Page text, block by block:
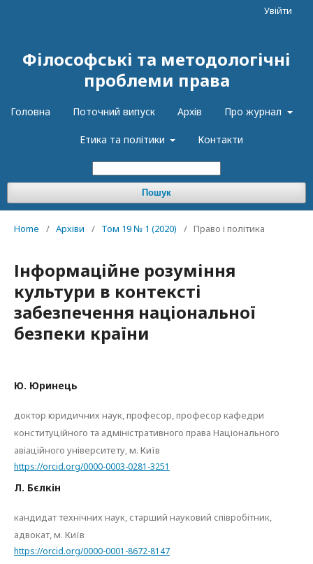
Філософські та методологічні
проблеми права
Головна Поточний випуск Архів Про журнал
Етика та політики Контакти
Пошук
Увійти
Home / Архіви / Том 19 № 1 (2020) / Право і політика
Інформаційне розуміння
культури в контексті
забезпечення національної
безпеки країни
Ю. Юринець
доктор юридичних наук, професор, професор кафедри
конституційного та адміністративного права Національного
авіаційного університету, м. Київ
https://orcid.org/0000-0003-0281-3251
Л. Бєлкін
кандидат технічних наук, старший науковий співробітник,
адвокат, м. Київ
https://orcid.org/0000-0001-8672-8147